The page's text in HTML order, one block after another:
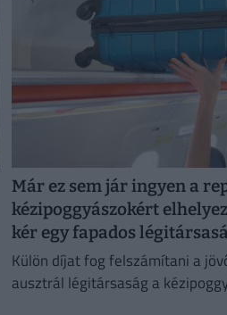
Már ez sem jár ingyen a
kézipoggyászokért
kér egy fapados
Külön díjat fog felszámítani a
ausztrál légitársaság a